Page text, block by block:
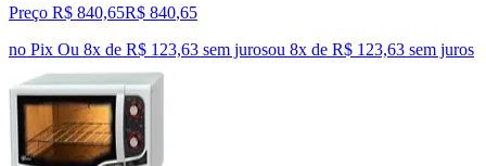
Preço R$ 840,65R$ 840,65
no Pix Ou 8x de R$ 123,63 sem jurosou 8x de R$ 123,63 sem juros